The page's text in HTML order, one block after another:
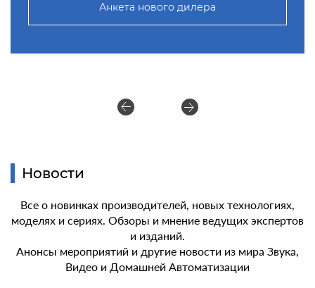
Анкета нового дилера
Новости
Все о новинках производителей, новых технологиях,
моделях и сериях. Обзоры и мнение ведущих экспертов
и изданий.
Анонсы мероприятий и другие новости из мира Звука,
Видео и Домашней Автоматизации